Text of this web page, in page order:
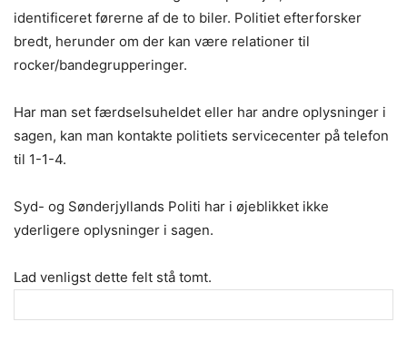
identificeret førerne af de to biler. Politiet efterforsker
bredt, herunder om der kan være relationer til
rocker/bandegrupperinger.
Har man set færdselsuheldet eller har andre oplysninger i
sagen, kan man kontakte politiets servicecenter på telefon
til 1-1-4.
Syd- og Sønderjyllands Politi har i øjeblikket ikke
yderligere oplysninger i sagen.
Lad venligst dette felt stå tomt.